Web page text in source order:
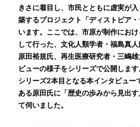
きさに着目し、市民とともに虚実が
築するプロジェクト「ディストピア
います。ここでは、市原が制作にお
して行った、文化人類学者・福島真
原田裕規氏、再生医療研究者・三嶋
ビューの様子をシリーズで公開します
シリーズ2本目となる本インタビュー
ある原田氏に「歴史の歩みから見出
て伺いました。